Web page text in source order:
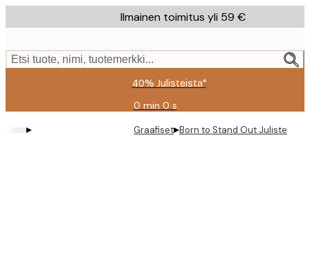
to
content.
Ilmainen toimitus yli 59 €
Etsi tuote, nimi, tuotemerkki...
40% Julisteista*
0 min 0 s
Voimassa
asti:
2026-
▸ Graafiset▸Born to Stand Out Juliste